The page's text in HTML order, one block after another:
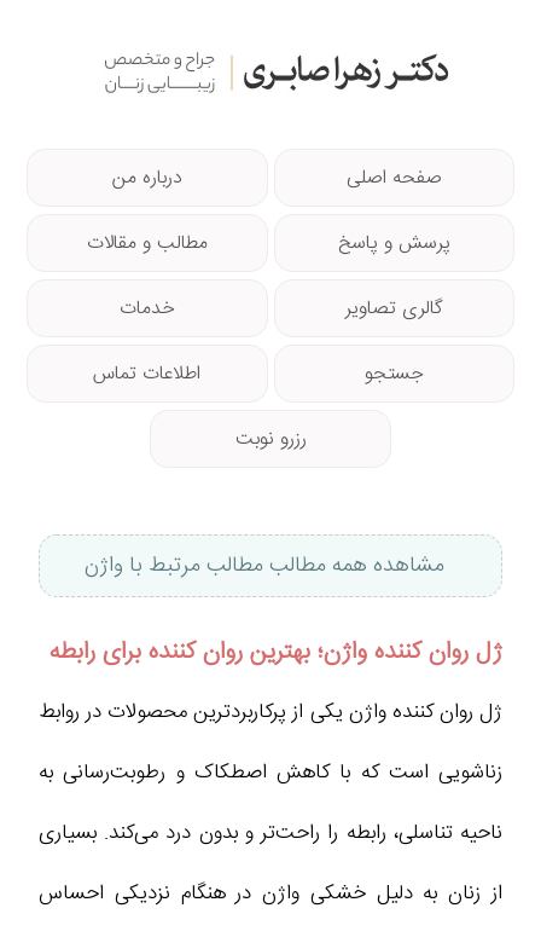
صفحه اصلی درباره من
پرسش و پاسخ مطالب و مقالات
گالری تصاویر خدمات
جستجو اطلاعات تماس
رزرو نوبت
مشاهده همه مطالب مطالب مرتبط با واژن
ژل روان کننده واژن؛ بهترین روان کننده برای رابطه
ژل روان کننده واژن یکی از پرکاربردترین محصولات در روابط
زناشویی است که با کاهش اصطکاک و رطوبت‌رسانی به
ناحیه تناسلی، رابطه را راحت‌تر و بدون درد می‌کند. بسیاری
از زنان به دلیل خشکی واژن در هنگام نزدیکی احساس